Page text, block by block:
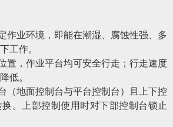
作业环境，即能在潮湿、腐蚀性强、多
工作。
置，作业平台均可安全行走；行走速度
低。
（地面控制台与平台控制台）且上下控
。上部控制使用时对下部控制台锁止